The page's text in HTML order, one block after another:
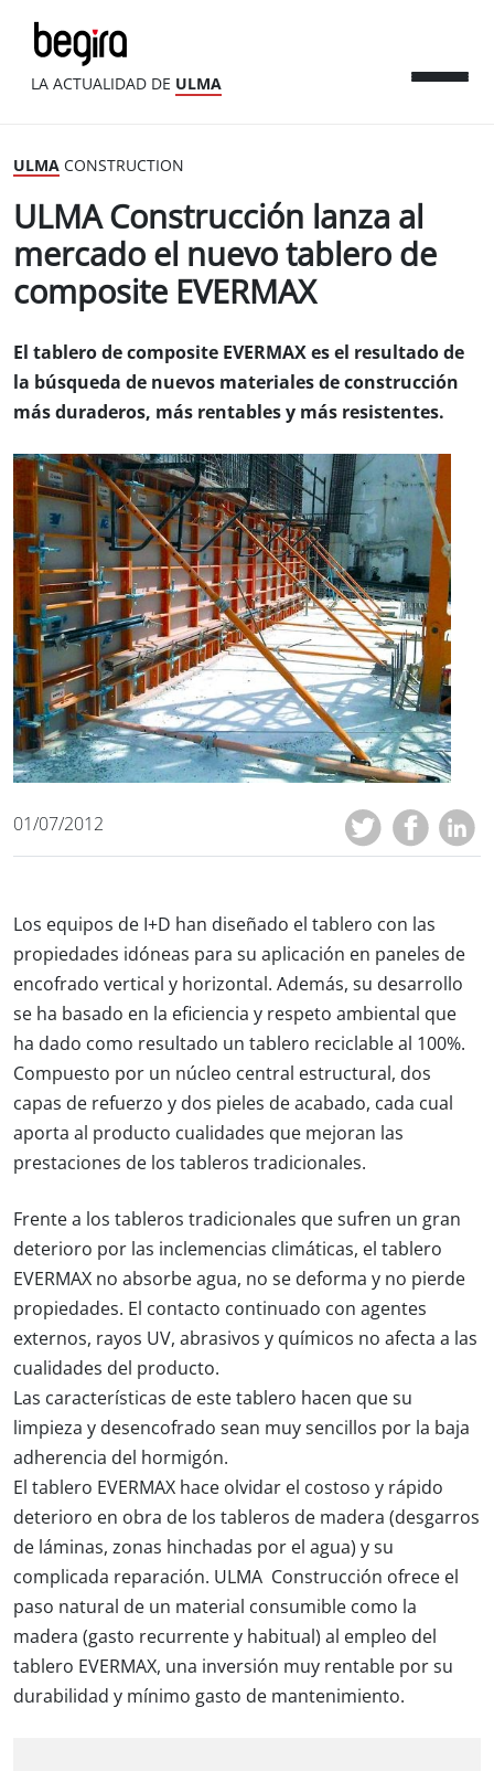
LA ACTUALIDAD DE ULMA
ULMA CONSTRUCTION
ULMA Construcción lanza al
mercado el nuevo tablero de
composite EVERMAX
El tablero de composite EVERMAX es el resultado de
la búsqueda de nuevos materiales de construcción
más duraderos, más rentables y más resistentes.
01/07/2012
Los equipos de I+D han diseñado el tablero con las
propiedades idóneas para su aplicación en paneles de
encofrado vertical y horizontal. Además, su desarrollo
se ha basado en la eficiencia y respeto ambiental que
ha dado como resultado un tablero reciclable al 100%.
Compuesto por un núcleo central estructural, dos
capas de refuerzo y dos pieles de acabado, cada cual
aporta al producto cualidades que mejoran las
prestaciones de los tableros tradicionales.
Frente a los tableros tradicionales que sufren un gran
deterioro por las inclemencias climáticas, el tablero
EVERMAX no absorbe agua, no se deforma y no pierde
propiedades. El contacto continuado con agentes
externos, rayos UV, abrasivos y químicos no afecta a las
cualidades del producto.
Las características de este tablero hacen que su
limpieza y desencofrado sean muy sencillos por la baja
adherencia del hormigón.
El tablero EVERMAX hace olvidar el costoso y rápido
deterioro en obra de los tableros de madera (desgarros
de láminas, zonas hinchadas por el agua) y su
complicada reparación. ULMA Construcción ofrece el
paso natural de un material consumible como la
madera (gasto recurrente y habitual) al empleo del
tablero EVERMAX, una inversión muy rentable por su
durabilidad y mínimo gasto de mantenimiento.